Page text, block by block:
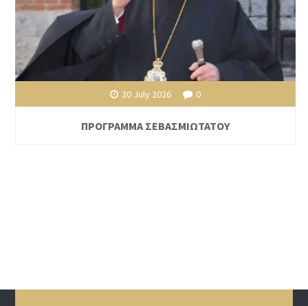
30 July 2026 0
ΠΡΟΓΡΑΜΜΑ ΣΕΒΑΣΜΙΩΤΑΤΟΥ